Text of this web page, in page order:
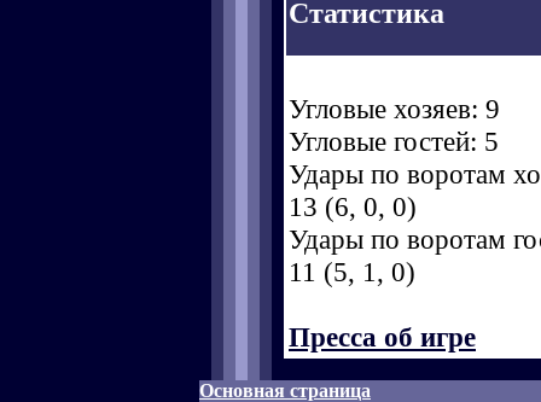
Статистика
Угловые хозяев: 9
Угловые гостей: 5
Удары по воротам
13 (6, 0, 0)
Удары по воротам
11 (5, 1, 0)
Пресса об игре
Основная страница